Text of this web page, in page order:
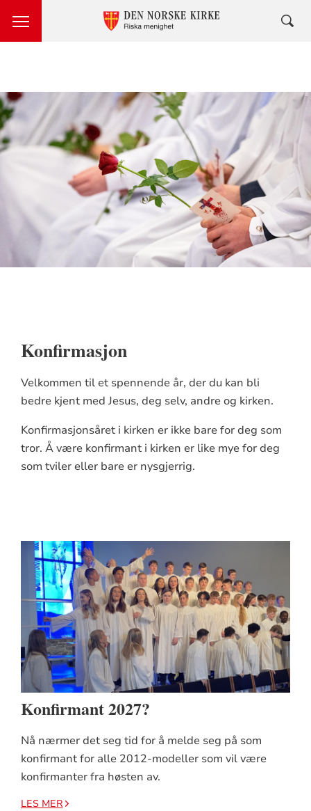
Konfirmasjon
Velkommen til et spennende år, der du kan bli
bedre kjent med Jesus, deg selv, andre og kirken.
Konfirmasjonsåret i kirken er ikke bare for deg som
tror. Å være konfirmant i kirken er like mye for deg
som tviler eller bare er nysgjerrig.
Konfirmant 2027?
Nå nærmer det seg tid for å melde seg på som
konfirmant for alle 2012-modeller som vil være
konfirmanter fra høsten av.
LES MER